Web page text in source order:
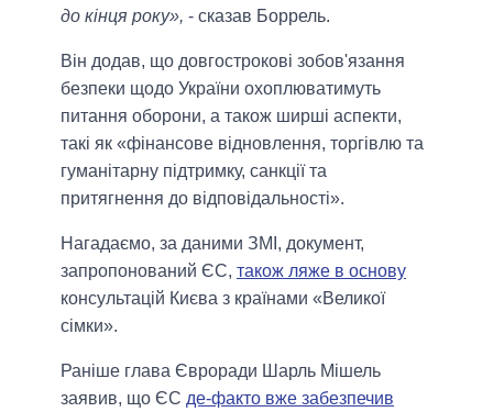
до кінця року», - сказав Боррель.
Він додав, що довгострокові зобов'язання
безпеки щодо України охоплюватимуть
питання оборони, а також ширші аспекти,
такі як «фінансове відновлення, торгівлю та
гуманітарну підтримку, санкції та
притягнення до відповідальності».
Нагадаємо, за даними ЗМІ, документ,
запропонований ЄС, також ляже в основу
консультацій Києва з країнами «Великої
сімки».
Раніше глава Євроради Шарль Мішель
заявив, що ЄС де-факто вже забезпечив